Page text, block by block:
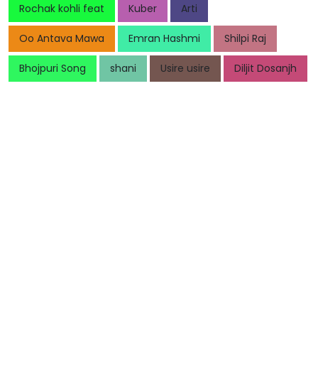
Rochak kohli feat Kuber Arti
Oo Antava Mawa Emran Hashmi Shilpi Raj
Bhojpuri Song shani Usire usire Diljit Dosanjh